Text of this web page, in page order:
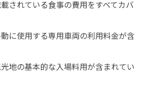
載されている食事の費用をすべてカバ
動に使用する専用車両の利用料金が含
光地の基本的な入場料用が含まれてい